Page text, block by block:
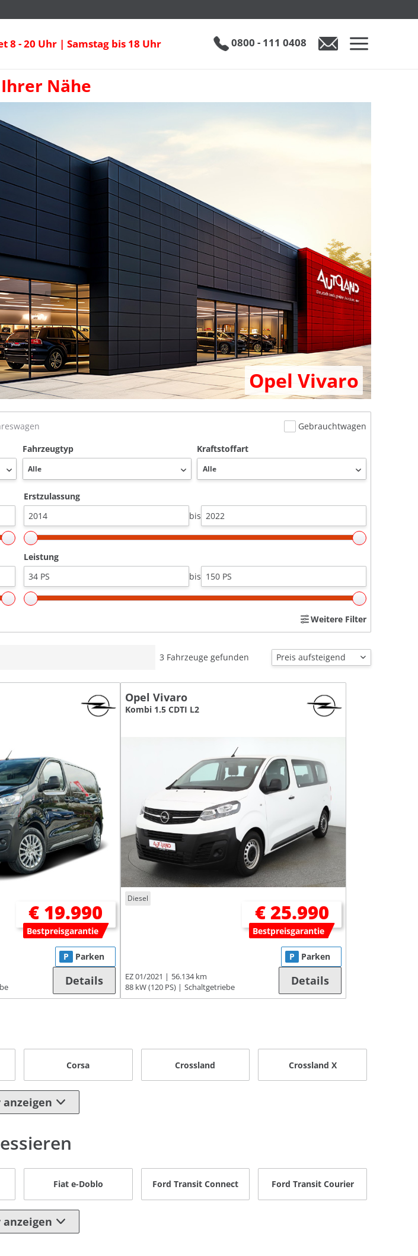
8 - 20 Uhr | Samstag bis 18 Uhr 0800 - 111 0408
Nähe
Opel Vivaro
Gebrauchtwagen
Fahrzeugtyp Kraftstoffart
Erstzulassung
bis
Leistung
bis
Weitere Filter
3 Fahrzeuge gefunden
€ 19.990
Bestpreisgarantie
P Parken
Details
Opel Vivaro
Kombi 1.5 CDTI L2
Diesel
€ 25.990
Bestpreisgarantie
EZ 01/2021
56.134 km
88 kW (120 PS)
Schaltgetriebe
P Parken
Details
Corsa Crossland Crossland X
anzeigen
Fiat e-Doblo Ford Transit Connect Ford Transit Courier
anzeigen